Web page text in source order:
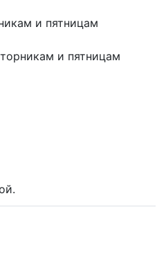
и пятницам
и пятницам